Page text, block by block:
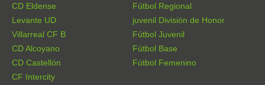
CD Eldense
Levante UD
Villarreal CF B
CD Alcoyano
CD Castellón
CF Intercity
Fútbol Regional
juvenil División de Honor
Fútbol Juvenil
Fútbol Base
Fútbol Femenino